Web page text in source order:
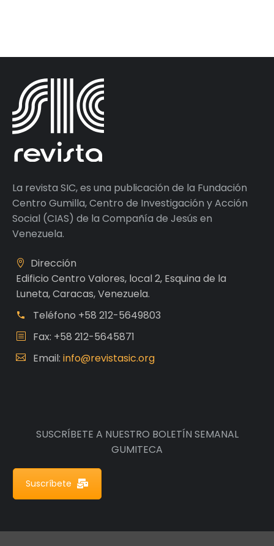
La revista SIC, es una publicación de la Fundación
Centro Gumilla, Centro de Investigación y Acción
Social (CIAS) de la Compañía de Jesús en
Venezuela.
Dirección
Edificio Centro Valores, local 2, Esquina de la
Luneta, Caracas, Venezuela.
Teléfono +58 212-5649803
Fax: +58 212-5645871
Email: info@revistasic.org
SUSCRÍBETE A NUESTRO BOLETÍN SEMANAL
GUMITECA
Suscríbete